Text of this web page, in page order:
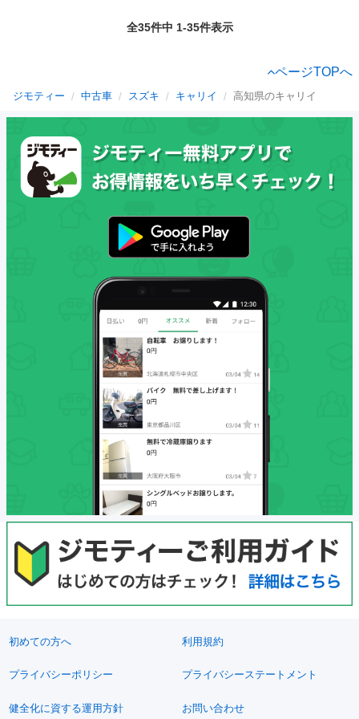
全35件中 1-35件表示
ページTOPへ
ジモティー 中古車 スズキ キャリイ 高知県のキャリイ
初めての方へ 利用規約
プライバシーポリシー プライバシーステートメント
健全化に資する運用方針 お問い合わせ